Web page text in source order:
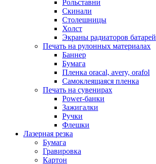
Рольставни
Скинали
Столешницы
Холст
Экраны радиаторов батарей
Печать на рулонных материалах
Баннер
Бумага
Пленка oracal, avery, orafol
Самоклеящаяся пленка
Печать на сувенирах
Power-банки
Зажигалки
Ручки
Флешки
Лазерная резка
Бумага
Гравировка
Картон